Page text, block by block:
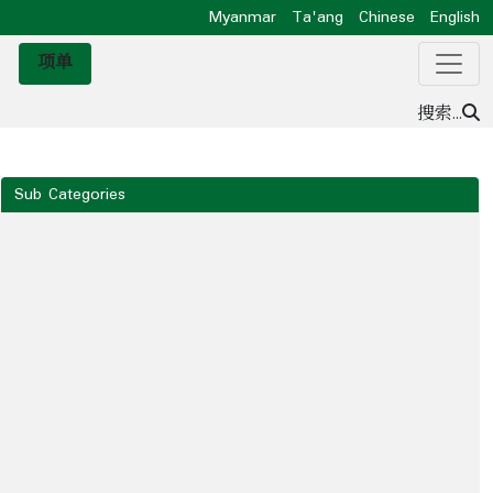
Myanmar Ta'ang Chinese
English
项单
搜索...
Sub Categories